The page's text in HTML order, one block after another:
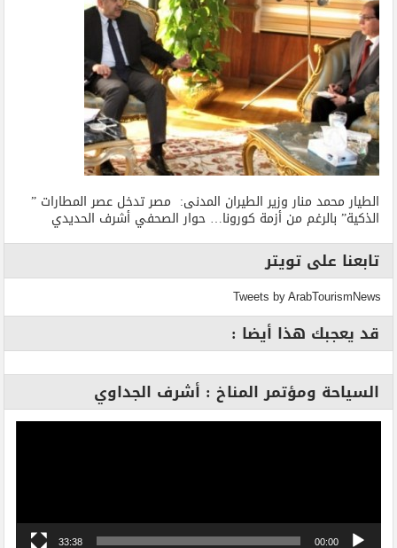
الطيار محمد منار وزير الطيران المدنى: مصر تدخل عصر المطارات ”
الذكية” بالرغم من أزمة كورونا… حوار الصحفي أشرف الحديدي
تابعنا على تويتر
Tweets by ArabTourismNews
قد يعجبك هذا أيضا :
السياحة ومؤتمر المناخ : أشرف الجداوي
00:00
33:38